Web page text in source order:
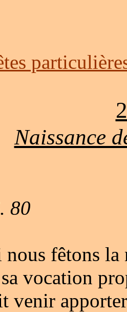
Naissance
80
fêtons la
vocation
venir